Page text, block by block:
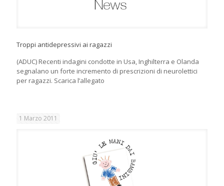
Troppi antidepressivi ai ragazzi
(ADUC) Recenti indagini condotte in Usa, Inghilterra e Olanda
segnalano un forte incremento di prescrizioni di neurolettici
per ragazzi. Scarica l’allegato
1 Marzo 2011